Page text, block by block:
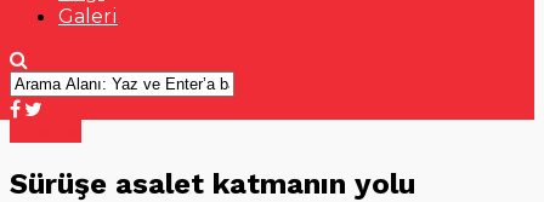
Galeri
Sürüşe asalet katmanın yolu